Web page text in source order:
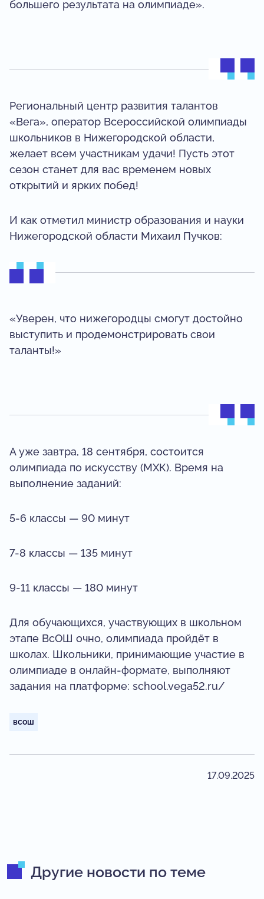
большего результата на олимпиаде».
Региональный центр развития талантов
«Вега», оператор Всероссийской олимпиады
школьников в Нижегородской области,
желает всем участникам удачи! Пусть этот
сезон станет для вас временем новых
открытий и ярких побед!
И как отметил министр образования и науки
Нижегородской области Михаил Пучков:
«Уверен, что нижегородцы смогут достойно
выступить и продемонстрировать свои
таланты!»
А уже завтра, 18 сентября, состоится
олимпиада по искусству (МХК). Время на
выполнение заданий:
5-6 классы — 90 минут
7-8 классы — 135 минут
9-11 классы — 180 минут
Для обучающихся, участвующих в школьном
этапе ВсОШ очно, олимпиада пройдёт в
школах. Школьники, принимающие участие в
олимпиаде в онлайн-формате, выполняют
задания на платформе: school.vega52.ru/
всош
17.09.2025
Другие новости по теме